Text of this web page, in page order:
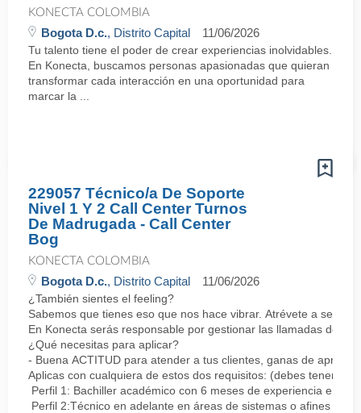
KONECTA COLOMBIA
Bogota D.c., Distrito Capital 11/06/2026
Tu talento tiene el poder de crear experiencias inolvidables.
En Konecta, buscamos personas apasionadas que quieran
transformar cada interacción en una oportunidad para
marcar la ...
229057 Técnico/a De Soporte
Nivel 1 Y 2 Call Center Turnos
De Madrugada - Call Center
Bog
KONECTA COLOMBIA
Bogota D.c., Distrito Capital 11/06/2026
¿También sientes el feeling?
Sabemos que tienes eso que nos hace vibrar. Atrévete a ser
En Konecta serás responsable por gestionar las llamadas de
¿Qué necesitas para aplicar?
- Buena ACTITUD para atender a tus clientes, ganas de
Aplicas con cualquiera de estos dos requisitos: (debes tener
Perfil 1: Bachiller académico con 6 meses de experiencia en
Perfil 2:Técnico en adelante en áreas de sistemas o afines